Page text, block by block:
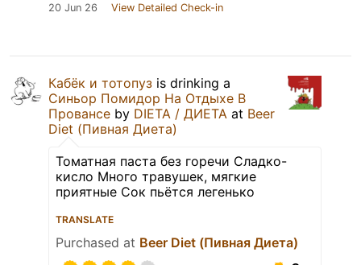
20 Jun 26 View Detailed Check-in
Кабёк и тотопуз is drinking a
Синьор Помидор На Отдыхе В
Провансе by DIETA / ДИЕТА at Beer
Diet (Пивная Диета)
Томатная паста без горечи Сладко-
кисло Много травушек, мягкие
приятные Сок пьётся легенько
TRANSLATE
Purchased at Beer Diet (Пивная Диета)